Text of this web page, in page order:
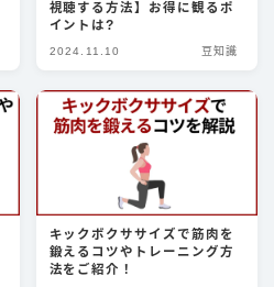
視聴する方法】お得に観るポ
イントは?
2024.11.10 豆知識
キックボクササイズで筋肉を
鍛えるコツやトレーニング方
法をご紹介！